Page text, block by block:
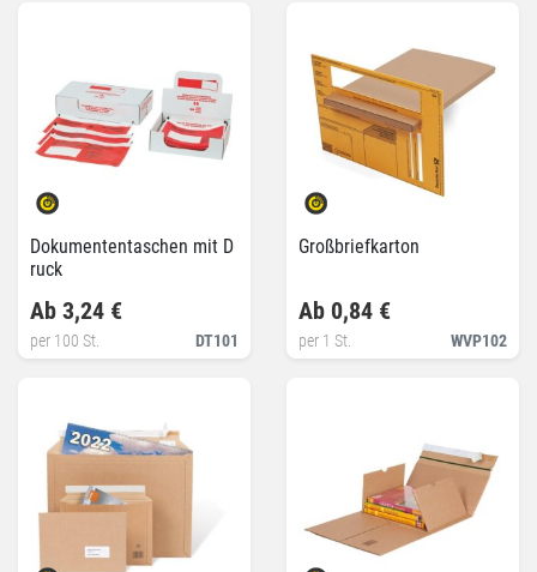
Dokumententaschen mit D
ruck
DT101
Ab 3,24 €
per 100 St.
Großbriefkarton
WVP102
Ab 0,84 €
per 1 St.